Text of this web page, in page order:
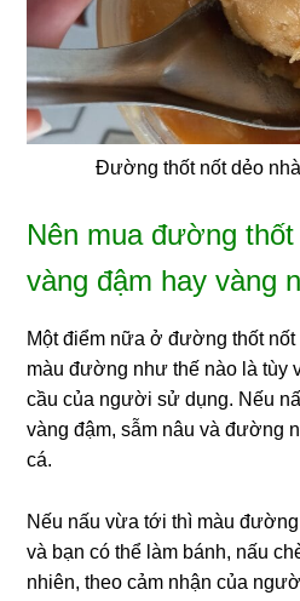
Đường thốt nốt dẻo
Nên mua đường
vàng đậm hay vàng
Một điểm nữa ở đường thốt
màu đường như thế nào là tùy
cầu của người sử dụng. Nếu
vàng đậm, sẫm nâu và đường
cá.
Nếu nấu vừa tới thì màu
và bạn có thể làm bánh, nấu
nhiên, theo cảm nhận của